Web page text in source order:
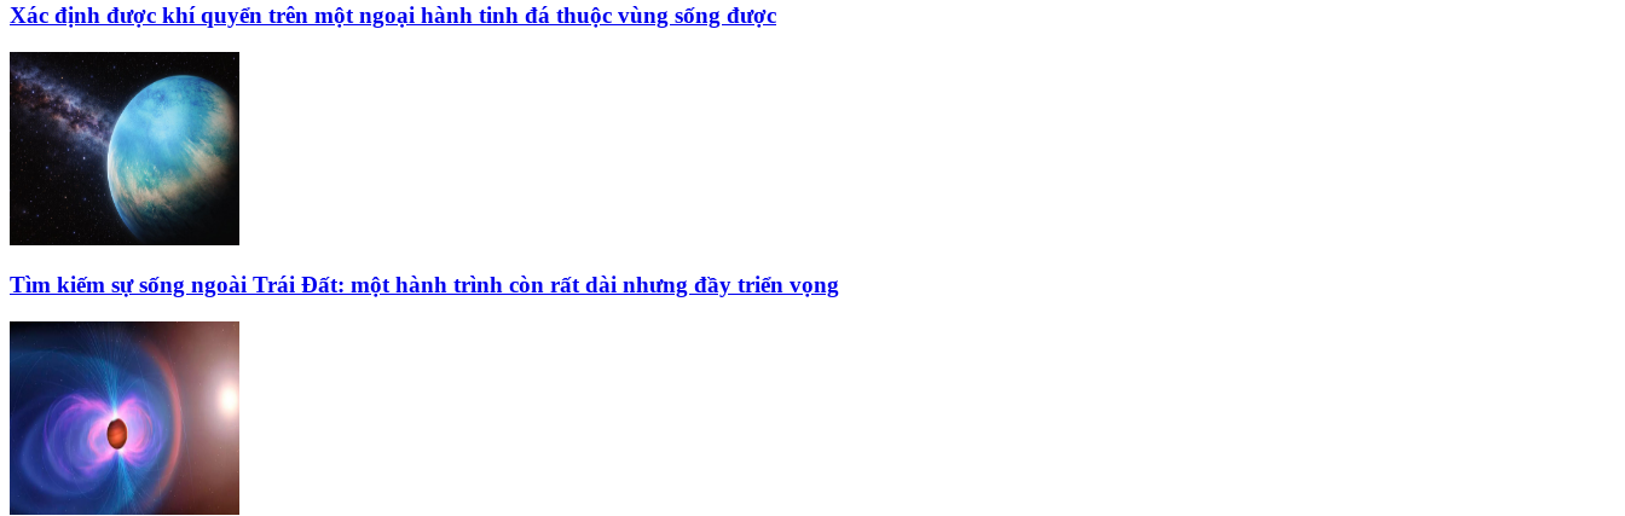
Xác định được khí quyển trên một ngoại hành tinh đá thuộc vùng sống được
Tìm kiếm sự sống ngoài Trái Đất: một hành trình còn rất dài nhưng đầy triển vọng